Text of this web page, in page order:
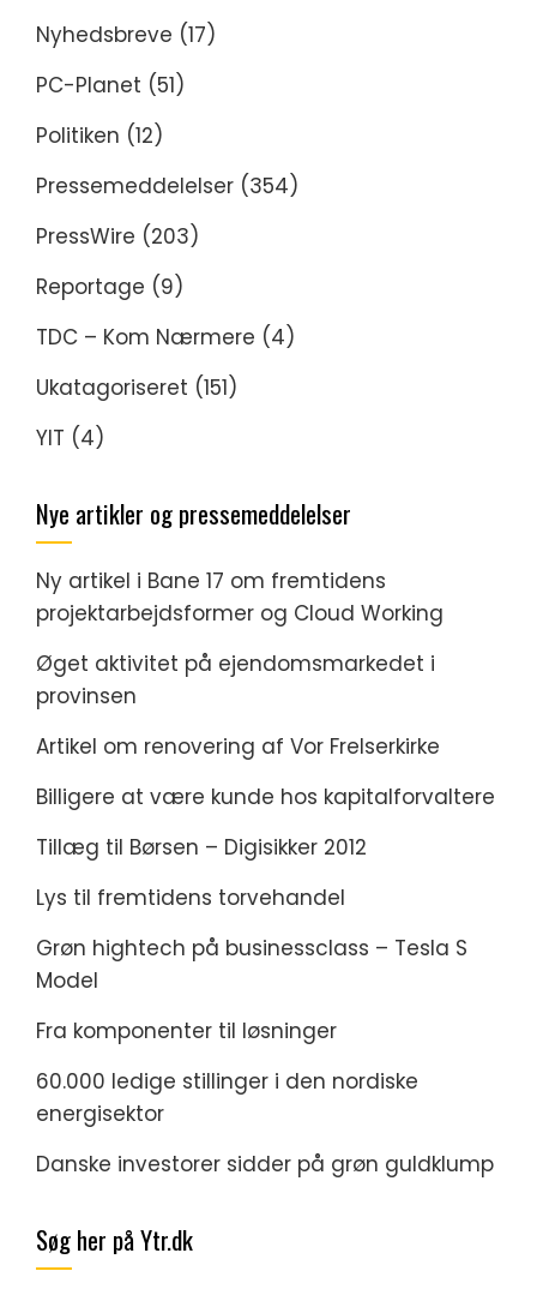
Nyhedsbreve (17)
PC-Planet (51)
Politiken (12)
Pressemeddelelser (354)
PressWire (203)
Reportage (9)
TDC – Kom Nærmere (4)
Ukatagoriseret (151)
YIT (4)
Nye artikler og pressemeddelelser
Ny artikel i Bane 17 om fremtidens
projektarbejdsformer og Cloud Working
Øget aktivitet på ejendomsmarkedet i
provinsen
Artikel om renovering af Vor Frelserkirke
Billigere at være kunde hos kapitalforvaltere
Tillæg til Børsen – Digisikker 2012
Lys til fremtidens torvehandel
Grøn hightech på businessclass – Tesla S
Model
Fra komponenter til løsninger
60.000 ledige stillinger i den nordiske
energisektor
Danske investorer sidder på grøn guldklump
Søg her på Ytr.dk